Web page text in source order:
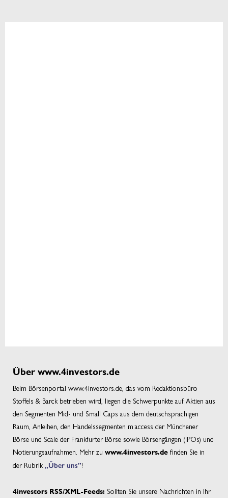
Über www.4investors.de
Beim Börsenportal www.4investors.de, das vom Redaktionsbüro
Stoffels & Barck betrieben wird, liegen die Schwerpunkte auf Aktien aus
den Segmenten Mid- und Small Caps aus dem deutschsprachigen
Raum, Anleihen, den Handelssegmenten m:access der Münchener
Börse und Scale der Frankfurter Börse sowie Börsengängen (IPOs) und
Notierungsaufnahmen. Mehr zu www.4investors.de finden Sie in
der Rubrik „Über uns”!
4investors RSS/XML-Feeds: Sollten Sie unsere Nachrichten in Ihr